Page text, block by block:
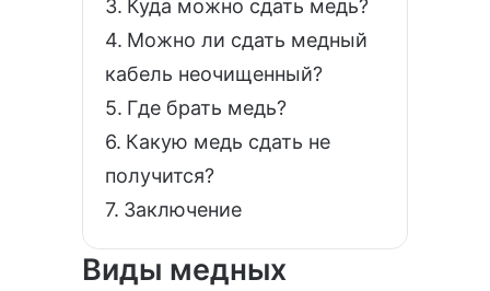
Куда можно сдать медь?
Можно ли сдать медный
кабель неочищенный?
Где брать медь?
Какую медь сдать не
получится?
Заключение
Виды медных